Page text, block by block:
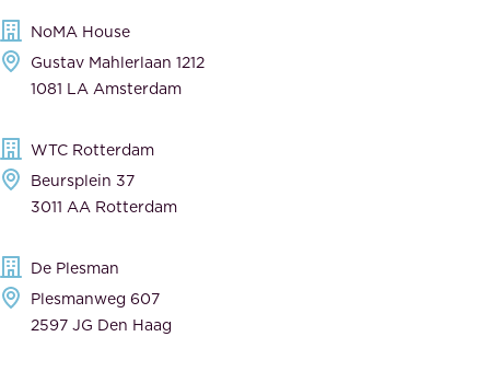
i
j
t
o
g
e
l
e
r
c
i
NoMA House
Gustav Mahlerlaan 1212
1081 LA Amsterdam
WTC Rotterdam
Beursplein 37
3011 AA Rotterdam
De Plesman
Plesmanweg 607
2597 JG Den Haag